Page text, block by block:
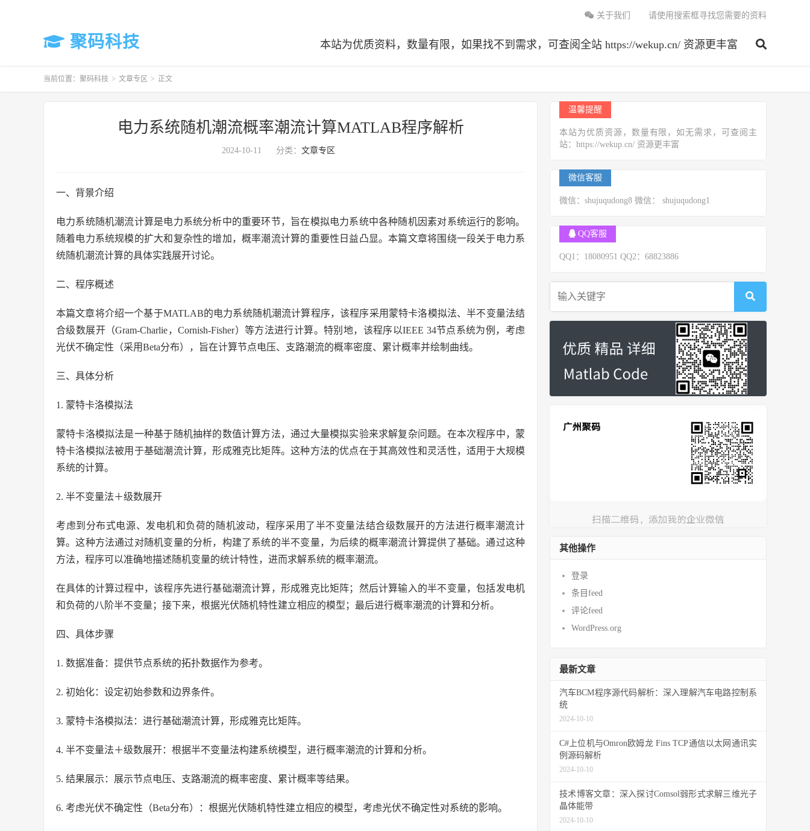
聚码科技 本站为优质资料，数量有限，如果找不到需求，可查阅全站 https://wekup.cn/ 资源更丰富
关于我们 请使用搜索框寻找您需要的资料
当前位置： 聚码科技 > 文章专区 > 正文
电力系统随机潮流概率潮流计算MATLAB程序解析
2024-10-11 分类： 文章专区
一、背景介绍
电力系统随机潮流计算是电力系统分析中的重要环节，旨在模拟电力系统中各种随机因素对系统运行的影响。
随着电力系统规模的扩大和复杂性的增加，概率潮流计算的重要性日益凸显。本篇文章将围绕一段关于电力系
统随机潮流计算的具体实践展开讨论。
二、程序概述
本篇文章将介绍一个基于MATLAB的电力系统随机潮流计算程序，该程序采用蒙特卡洛模拟法、半不变量法结
合级数展开（Gram-Charlie，Cornish-Fisher）等方法进行计算。特别地，该程序以IEEE 34节点系统为例，考虑
光伏不确定性（采用Beta分布），旨在计算节点电压、支路潮流的概率密度、累计概率并绘制曲线。
三、具体分析
1. 蒙特卡洛模拟法
蒙特卡洛模拟法是一种基于随机抽样的数值计算方法，通过大量模拟实验来求解复杂问题。在本次程序中，蒙
特卡洛模拟法被用于基础潮流计算，形成雅克比矩阵。这种方法的优点在于其高效性和灵活性，适用于大规模
系统的计算。
2. 半不变量法＋级数展开
考虑到分布式电源、发电机和负荷的随机波动，程序采用了半不变量法结合级数展开的方法进行概率潮流计
算。这种方法通过对随机变量的分析，构建了系统的半不变量，为后续的概率潮流计算提供了基础。通过这种
方法，程序可以准确地描述随机变量的统计特性，进而求解系统的概率潮流。
在具体的计算过程中，该程序先进行基础潮流计算，形成雅克比矩阵；然后计算输入的半不变量，包括发电机
和负荷的八阶半不变量；接下来，根据光伏随机特性建立相应的模型；最后进行概率潮流的计算和分析。
四、具体步骤
1. 数据准备：提供节点系统的拓扑数据作为参考。
2. 初始化：设定初始参数和边界条件。
3. 蒙特卡洛模拟法：进行基础潮流计算，形成雅克比矩阵。
4. 半不变量法＋级数展开：根据半不变量法构建系统模型，进行概率潮流的计算和分析。
5. 结果展示：展示节点电压、支路潮流的概率密度、累计概率等结果。
6. 考虑光伏不确定性（Beta分布）：根据光伏随机特性建立相应的模型，考虑光伏不确定性对系统的影响。
温馨提醒
本站为优质资源，数量有限，如无需求，可查阅主
站：https://wekup.cn/ 资源更丰富
微信客服
微信：shujuqudong8 微信： shujuqudong1
QQ客服
QQ1：18080951 QQ2：68823886
其他操作
登录
条目feed
评论feed
WordPress.org
最新文章
汽车BCM程序源代码解析：深入理解汽车电路控制系
统
2024-10-10
C#上位机与Omron欧姆龙 Fins TCP通信以太网通讯实
例源码解析
2024-10-10
技术博客文章：深入探讨Comsol弱形式求解三维光子
晶体能带
2024-10-10